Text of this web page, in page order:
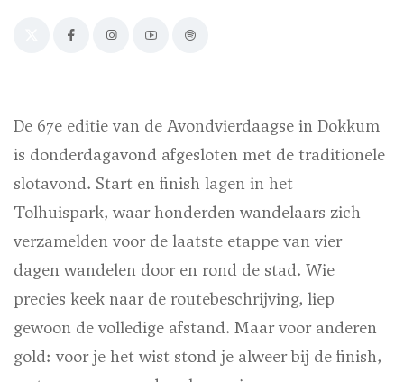
De 67e editie van de Avondvierdaagse in Dokkum
is donderdagavond afgesloten met de traditionele
slotavond. Start en finish lagen in het
Tolhuispark, waar honderden wandelaars zich
verzamelden voor de laatste etappe van vier
dagen wandelen door en rond de stad. Wie
precies keek naar de routebeschrijving, liep
gewoon de volledige afstand. Maar voor anderen
gold: voor je het wist stond je alweer bij de finish,